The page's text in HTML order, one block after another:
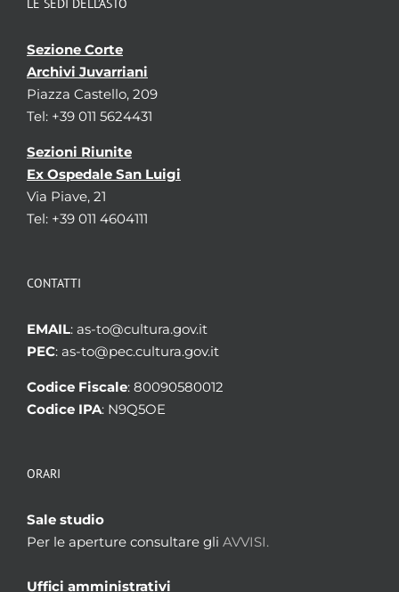
LE SEDI DELL’ASTO
Sezione Corte
Archivi Juvarriani
Piazza Castello, 209
Tel: +39 011 5624431
Sezioni Riunite
Ex Ospedale San Luigi
Via Piave, 21
Tel: +39 011 4604111
CONTATTI
EMAIL: as-to@cultura.gov.it
PEC: as-to@pec.cultura.gov.it
Codice Fiscale: 80090580012
Codice IPA: N9Q5OE
ORARI
Sale studio
Per le aperture consultare gli AVVISI.
Uffici amministrativi